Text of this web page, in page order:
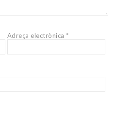
Adreça electrònica*